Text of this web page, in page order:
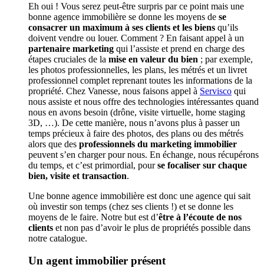
Eh oui ! Vous serez peut-être surpris par ce point mais une
bonne agence immobilière se donne les moyens de se
consacrer un maximum à ses clients et les biens qu’ils
doivent vendre ou louer. Comment ? En faisant appel à un
partenaire marketing qui l’assiste et prend en charge des
étapes cruciales de la mise en valeur du bien ; par exemple,
les photos professionnelles, les plans, les métrés et un livret
professionnel complet reprenant toutes les informations de la
propriété. Chez Vanesse, nous faisons appel à Servisco qui
nous assiste et nous offre des technologies intéressantes quand
nous en avons besoin (drône, visite virtuelle, home staging
3D, …). De cette manière, nous n’avons plus à passer un
temps précieux à faire des photos, des plans ou des métrés
alors que des professionnels du marketing immobilier
peuvent s’en charger pour nous. En échange, nous récupérons
du temps, et c’est primordial, pourse focaliser sur chaque
bien, visite et transaction.
Une bonne agence immobilière est donc une agence qui sait
où investir son temps (chez ses clients !) et se donne les
moyens de le faire. Notre but est d’être à l’écoute de nos
clients et non pas d’avoir le plus de propriétés possible dans
notre catalogue.
Un agent immobilier présent